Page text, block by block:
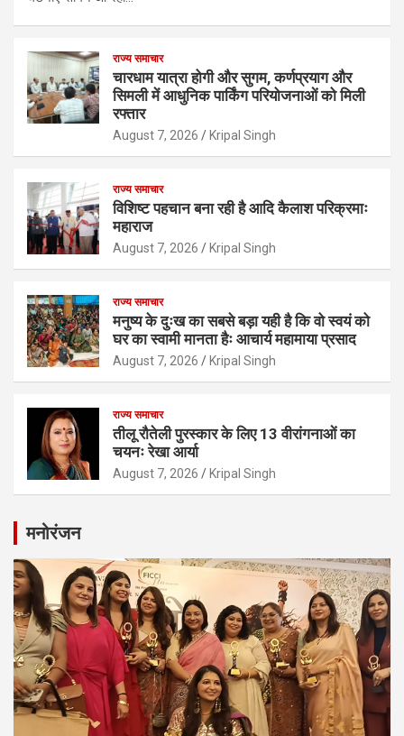
राज्य समाचार
चारधाम यात्रा होगी और सुगम, कर्णप्रयाग और
सिमली में आधुनिक पार्किंग परियोजनाओं को मिली
रफ्तार
August 7, 2026 Kripal Singh
राज्य समाचार
विशिष्ट पहचान बना रही है आदि कैलाश परिक्रमाः
महाराज
August 7, 2026 Kripal Singh
राज्य समाचार
मनुष्य के दुःख का सबसे बड़ा यही है कि वो स्वयं को
घर का स्वामी मानता हैः आचार्य महामाया प्रसाद
August 7, 2026 Kripal Singh
राज्य समाचार
तीलू रौतेली पुरस्कार के लिए 13 वीरांगनाओं का
चयनः रेखा आर्या
August 7, 2026 Kripal Singh
मनोरंजन